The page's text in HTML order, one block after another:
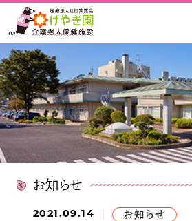
お知らせ
2021.09.14 お知らせ